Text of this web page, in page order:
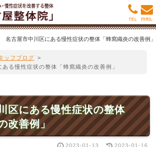
名古屋市中川区にある慢性症状の整体「蜂窩織炎の改善例」
ッフブログ >
る慢性症状の整体「蜂窩織炎の改善例」
区にある慢性症状の整体
改善例」
2023-01-13 2023-01-16
MAIL
TEL